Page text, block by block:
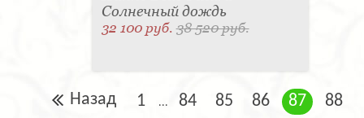
Солнечный дождь
32 100 руб.38 520 руб.
Назад 1 ... 84 85 86 87 88